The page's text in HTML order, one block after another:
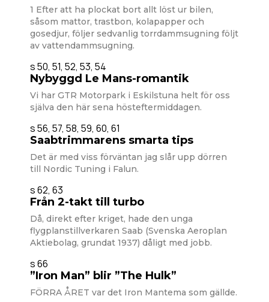
1 Efter att ha plockat bort allt löst ur bilen,
såsom mattor, trastbon, kolapapper och
gosedjur, följer sedvanlig torrdammsugning följt
av vattendammsugning.
s 50, 51, 52, 53, 54
Nybyggd Le Mans-romantik
Vi har GTR Motorpark i Eskilstuna helt för oss
själva den här sena hösteftermiddagen.
s 56, 57, 58, 59, 60, 61
Saabtrimmarens smarta tips
Det är med viss förväntan jag slår upp dörren
till Nordic Tuning i Falun.
s 62, 63
Från 2-takt till turbo
Då, direkt efter kriget, hade den unga
flygplanstillverkaren Saab (Svenska Aeroplan
Aktiebolag, grundat 1937) dåligt med jobb.
s 66
”Iron Man” blir ”The Hulk”
FÖRRA ÅRET var det Iron Mantema som gällde.